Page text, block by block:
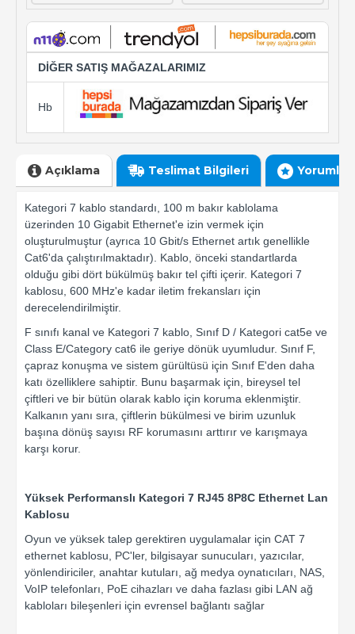
DİĞER SATIŞ MAĞAZALARIMIZ
Hb
Açıklama Teslimat Bilgileri Yorumlar
Kategori 7 kablo standardı, 100 m bakır kablolama
üzerinden 10 Gigabit Ethernet'e izin vermek için
oluşturulmuştur (ayrıca 10 Gbit/s Ethernet artık genellikle
Cat6'da çalıştırılmaktadır). Kablo, önceki standartlarda
olduğu gibi dört bükülmüş bakır tel çifti içerir. Kategori 7
kablosu, 600 MHz'e kadar iletim frekansları için
derecelendirilmiştir.
F sınıfı kanal ve Kategori 7 kablo, Sınıf D / Kategori cat5e ve
Class E/Category cat6 ile geriye dönük uyumludur. Sınıf F,
çapraz konuşma ve sistem gürültüsü için Sınıf E'den daha
katı özelliklere sahiptir. Bunu başarmak için, bireysel tel
çiftleri ve bir bütün olarak kablo için koruma eklenmiştir.
Kalkanın yanı sıra, çiftlerin bükülmesi ve birim uzunluk
başına dönüş sayısı RF korumasını arttırır ve karışmaya
karşı korur.
Yüksek Performanslı Kategori 7 RJ45 8P8C Ethernet Lan
Kablosu
Oyun ve yüksek talep gerektiren uygulamalar için CAT 7
ethernet kablosu, PC'ler, bilgisayar sunucuları, yazıcılar,
yönlendiriciler, anahtar kutuları, ağ medya oynatıcıları, NAS,
VoIP telefonları, PoE cihazları ve daha fazlası gibi LAN ağ
kabloları bileşenleri için evrensel bağlantı sağlar